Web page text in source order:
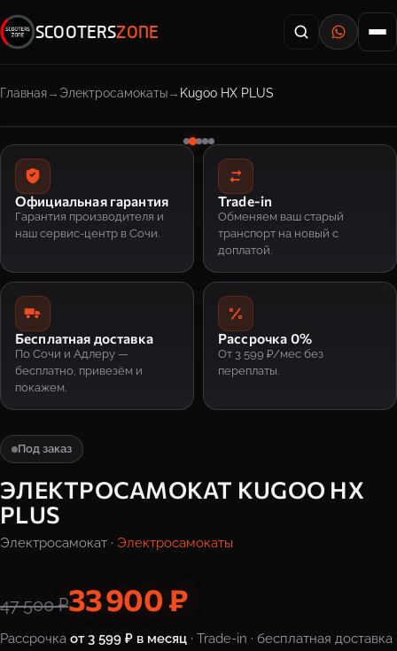
SCOOTERSZONE
Главная Электросамокаты Kugoo HX PLUS
Официальная гарантия
Гарантия производителя и
наш сервис-центр в Сочи.
Trade-in
Обменяем ваш старый
транспорт на новый с
доплатой.
Бесплатная доставка
По Сочи и Адлеру —
бесплатно, привезём и
покажем.
Рассрочка 0%
От 3 599 ₽/мес без
переплаты.
Под заказ
ЭЛЕКТРОСАМОКАТ KUGOO HX
PLUS
Электросамокат · Электросамокаты
47 500 ₽33 900 ₽
Рассрочка от 3 599 ₽ в месяц · Trade-in · бесплатная доставка